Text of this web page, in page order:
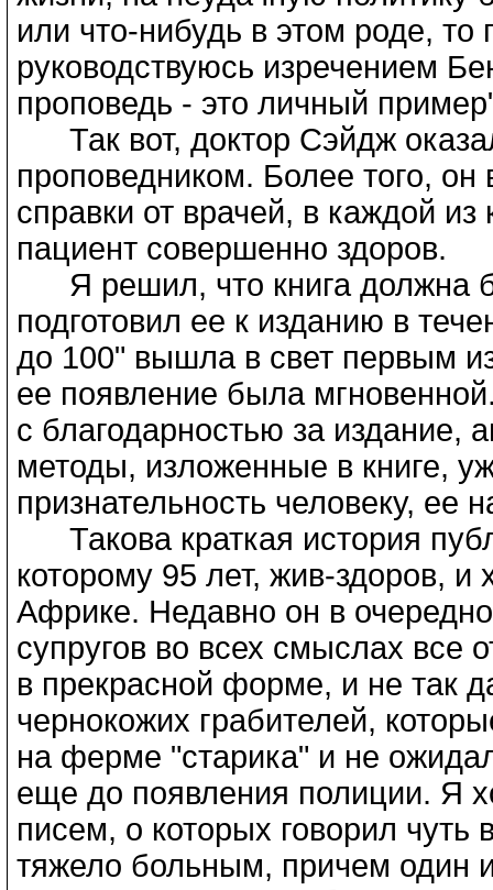
или что-нибудь в этом роде,
руководствуюсь изречением
проповедь - это личный
Так вот, доктор Сэйдж
проповедником. Более того,
справки от врачей, в каждой
пациент совершенно здоров.
Я решил, что книга должна
подготовил eе к изданию в
до 100" вышла в свет первым
eе появление была
с благодарностью за издание,
методы, изложенные в книге,
признательность человеку, ее
Такова краткая история
которому 95 лет, жив-здоров,
Африке. Недавно он в
супругов во всех смыслах все
в прекрасной форме, и не так
чернокожих грабителей,
на ферме "старика" и не
еще до появления полиции. Я
писем, о которых говорил
тяжело больным, причем один